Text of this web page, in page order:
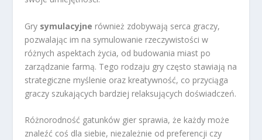
Gry symulacyjne również zdobywają serca graczy,
pozwalając im na symulowanie rzeczywistości w
różnych aspektach życia, od budowania miast po
zarządzanie farmą. Tego rodzaju gry często stawiają na
strategiczne myślenie oraz kreatywność, co przyciąga
graczy szukających bardziej relaksujących doświadczeń.
Różnorodność gatunków gier sprawia, że każdy może
znaleźć coś dla siebie, niezależnie od preferencji czy